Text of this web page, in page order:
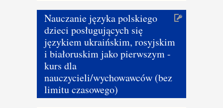
Nauczanie języka polskiego
dzieci posługujących się
językiem ukraińskim, rosyjskim
i białoruskim jako pierwszym -
kurs dla
nauczycieli/wychowawców (bez
limitu czasowego)